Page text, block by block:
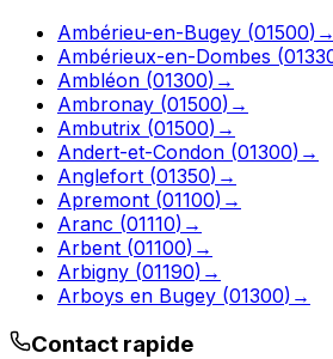
Ambérieu-en-Bugey (01500) →
Ambérieux-en-Dombes (
Ambléon (01300) →
Ambronay (01500) →
Ambutrix (01500) →
Andert-et-Condon (01300) →
Anglefort (01350) →
Apremont (01100) →
Aranc (01110) →
Arbent (01100) →
Arbigny (01190) →
Arboys en Bugey (01300) →
Contact rapide